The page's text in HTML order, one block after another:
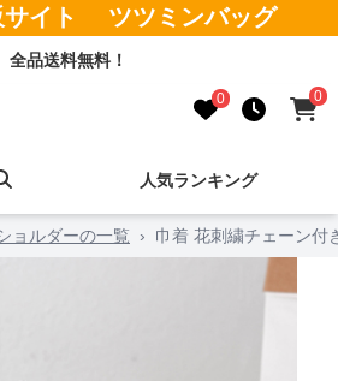
サイト ツツミンバッグ
全品送料無料！
0 0
人気ランキング
ョルダーの一覧 › 巾着 花刺繍チェーン付